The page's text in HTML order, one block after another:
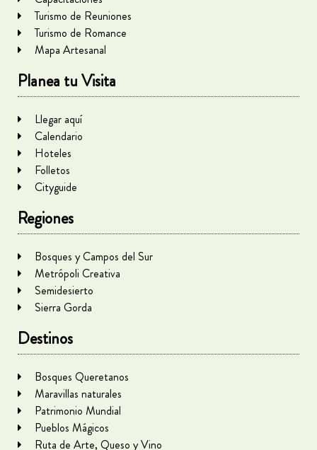
Turismo de Reuniones
Turismo de Romance
Mapa Artesanal
Planea tu Visita
Llegar aquí
Calendario
Hoteles
Folletos
Cityguide
Regiones
Bosques y Campos del Sur
Metrópoli Creativa
Semidesierto
Sierra Gorda
Destinos
Bosques Queretanos
Maravillas naturales
Patrimonio Mundial
Pueblos Mágicos
Ruta de Arte, Queso y Vino